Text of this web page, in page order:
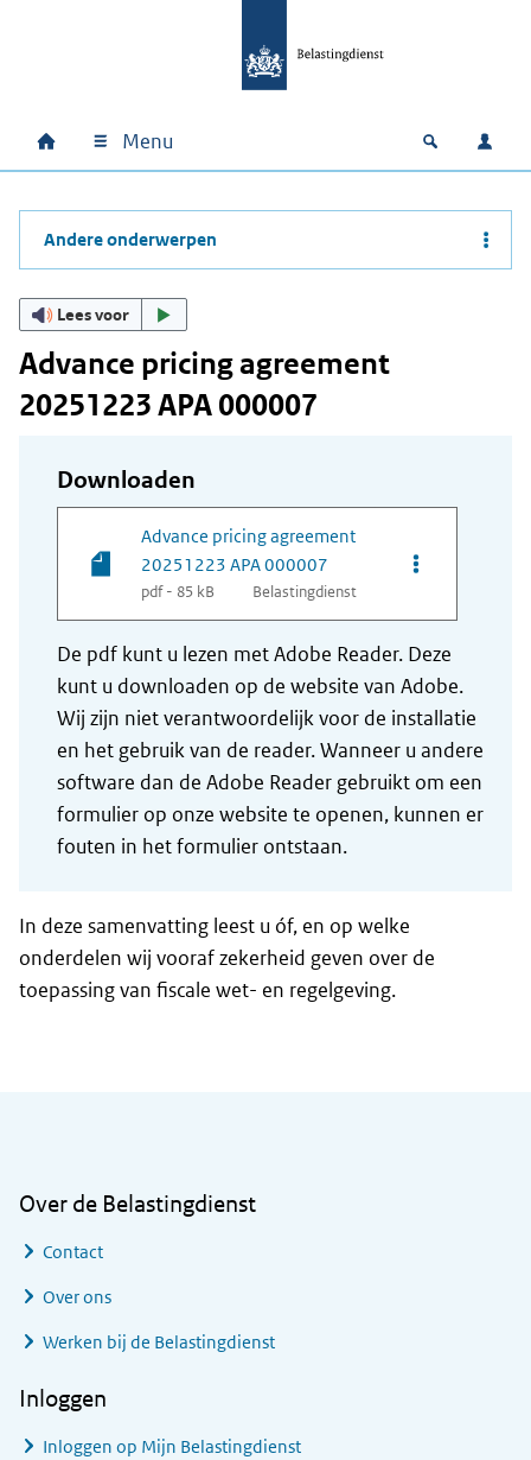
Hoofdnavigatie
Home Menu Open
Andere onderwerpen
Lees voor
Advance pricing agreement
20251223 APA 000007
Downloaden
Advance pricing agreement
20251223 APA 000007
pdf - 85 kB Belastingdienst
Opties van
De pdf kunt u lezen met Adobe Reader. Deze
kunt u downloaden op de website van Adobe.
Wij zijn niet verantwoordelijk voor de installatie
en het gebruik van de reader. Wanneer u andere
software dan de Adobe Reader gebruikt om een
formulier op onze website te openen, kunnen er
fouten in het formulier ontstaan.
In deze samenvatting leest u óf, en op welke
onderdelen wij vooraf zekerheid geven over de
toepassing van fiscale wet- en regelgeving.
Over de Belastingdienst
Contact
Over ons
Werken bij de Belastingdienst
Inloggen
Inloggen op Mijn Belastingdienst